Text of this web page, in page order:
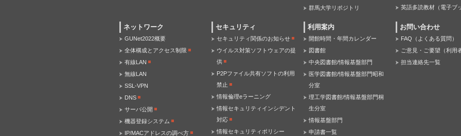
群馬大学リポジトリ
英語多読教材（電子ブ
ネットワーク
GUNet2022概要
全体構成とアクセス制限
有線LAN
無線LAN
SSL-VPN
DNS
サーバ公開
機器登録システム
IP/MACアドレスの調べ方
セキュリティ
セキュリティ関係のお知らせ
ウイルス対策ソフトウェアの提
供
P2Pファイル共有ソフトの利用
禁止
情報倫理eラーニング
情報セキュリティインシデント
対応
情報セキュリティポリシー
利用案内
開館時間・年間カレンダー
図書館
中央図書館/情報基盤部門
医学図書館/情報基盤部門昭和
分室
理工学図書館/情報基盤部門桐
生分室
情報基盤部門
申請書一覧
お問い合わせ
FAQ（よくある質問）
ご意見・ご要望（利用
担当連絡先一覧